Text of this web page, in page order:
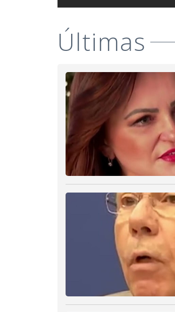
Últimas